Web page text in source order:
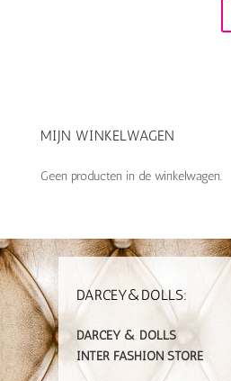
MIJN WINKELWAGEN
Geen producten in de winkelwagen.
DARCEY&DOLLS:
DARCEY & DOLLS
INTER FASHION STORE